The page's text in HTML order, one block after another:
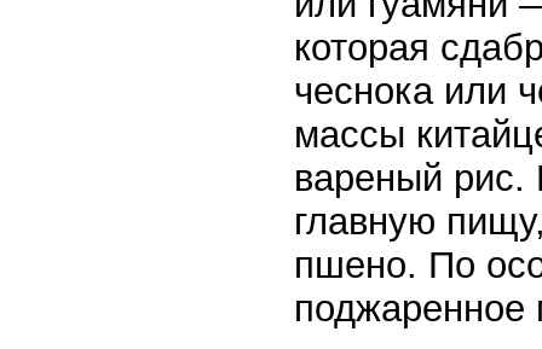
которая
чеснока или
массы
вареный рис.
главную
пшено. По
поджаренное